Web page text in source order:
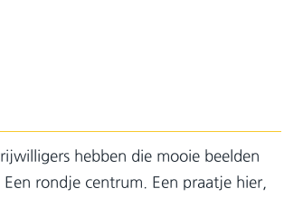
hebben die mooie beelden
rondje centrum. Een praatje hier,